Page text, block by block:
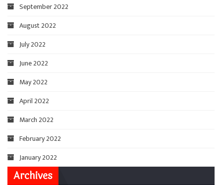
September 2022
August 2022
July 2022
June 2022
May 2022
April 2022
March 2022
February 2022
January 2022
Archives